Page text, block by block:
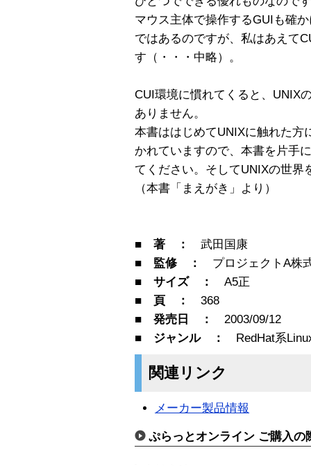
マウス主体で操作するGUIも確
ではあるのですが、私はあえて
す（・・・中略）。
CUI環境に慣れてくると、UNIX
ありません。
本書ははじめてUNIXに触れた方
かれていますので、本書を片手
てください。そしてUNIXの世界
（本書「まえがき」より）
■ 著 ： 武田国康
■ 監修 ： プロジェクトA
■ サイズ ： A5正
■ 頁 ： 368
■ 発売日 ： 2003/09/12
■ ジャンル ： RedHat系
関連リンク
メーカー製品情報
ぷらっとオンライン ご購入の